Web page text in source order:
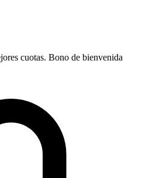
cuotas. Bono de bienvenida